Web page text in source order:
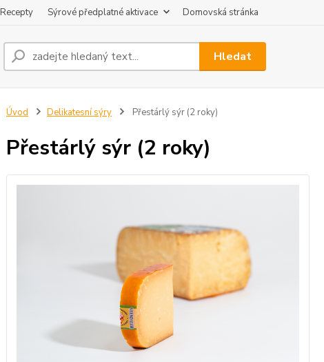
Recepty Sýrové předplatné aktivace Domovská stránka
Hledat
Úvod Delikatesní sýry Přestárlý sýr (2 roky)
Přestárlý sýr (2 roky)